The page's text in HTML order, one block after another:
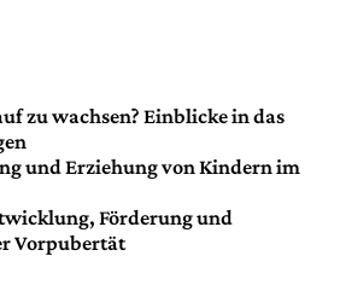
zu wachsen? Einblicke in das
und Erziehung von Kindern im
Förderung und
Vorpubertät